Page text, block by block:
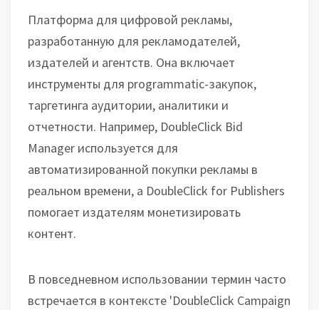
Платформа для цифровой рекламы,
разработанную для рекламодателей,
издателей и агентств. Она включает
инструменты для programmatic-закупок,
таргетинга аудитории, аналитики и
отчетности. Например, DoubleClick Bid
Manager используется для
автоматизированной покупки рекламы в
реальном времени, а DoubleClick for Publishers
помогает издателям монетизировать
контент.
В повседневном использовании термин часто
встречается в контексте 'DoubleClick Campaign